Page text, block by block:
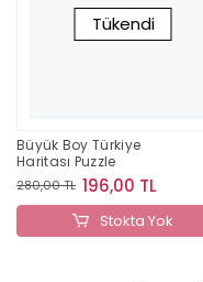
Tükendi
Büyük Boy Türkiye
Haritası Puzzle
280,00 TL 196,00 TL
Stokta Yok